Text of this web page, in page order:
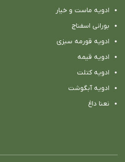
ادویه ماست و خیار
بورانی اسفناج
ادویه قورمه سبزی
ادویه قیمه
ادویه کتلت
ادویه آبگوشت
نعنا داغ